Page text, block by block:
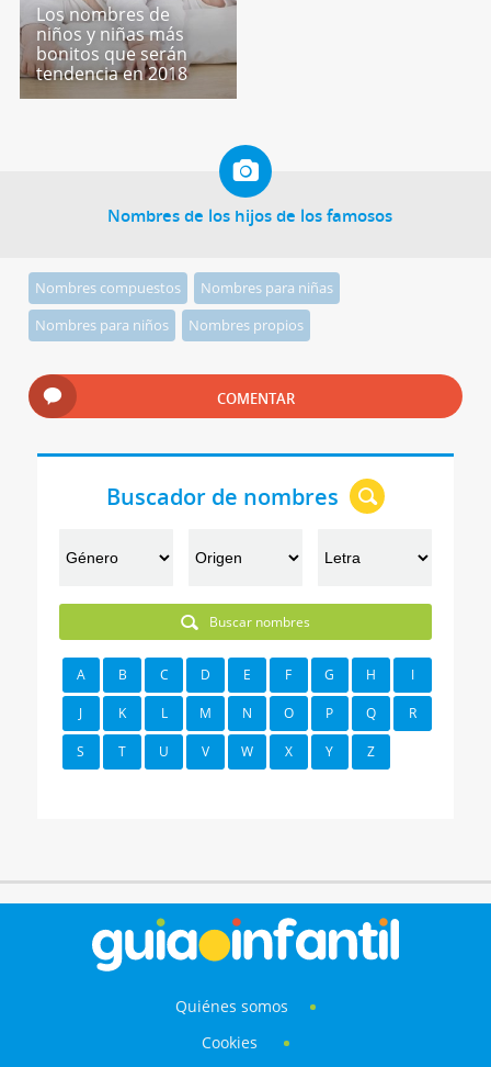
Los nombres de
niños y niñas más
bonitos que serán
tendencia en 2018
Nombres de los hijos de los famosos
Nombres compuestos
Nombres para niñas
Nombres para niños
Nombres propios
COMENTAR
Buscador de nombres
Buscar nombres
A B C D E F G H I
J K L M N O P Q R
S T U V W X Y Z
Quiénes somos
Cookies